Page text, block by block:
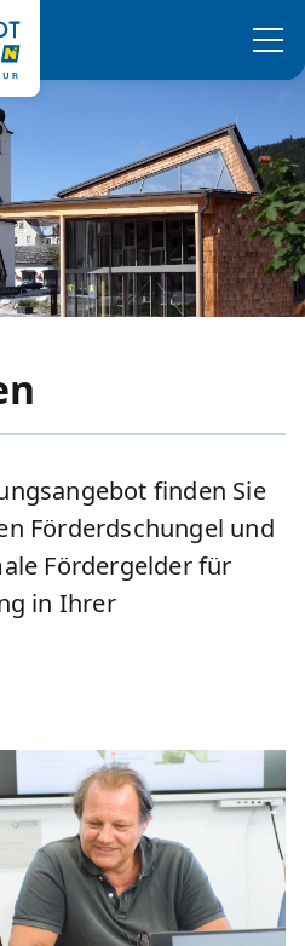
finden Sie
Förderdschungel und
Fördergelder für
in Ihrer